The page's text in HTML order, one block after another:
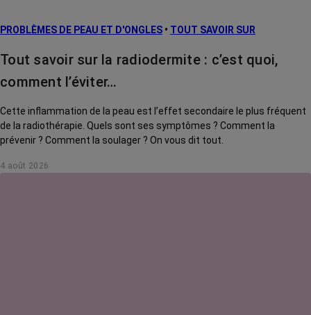
PROBLÈMES DE PEAU ET D'ONGLES • TOUT SAVOIR SUR
Tout savoir sur la radiodermite : c’est quoi,
comment l’éviter…
Cette inflammation de la peau est l’effet secondaire le plus fréquent
de la radiothérapie. Quels sont ses symptômes ? Comment la
prévenir ? Comment la soulager ? On vous dit tout.
4 août 2026